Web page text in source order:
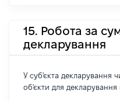
15. Робота за
декларування
У суб'єкта декларування
об'єкти для декларування